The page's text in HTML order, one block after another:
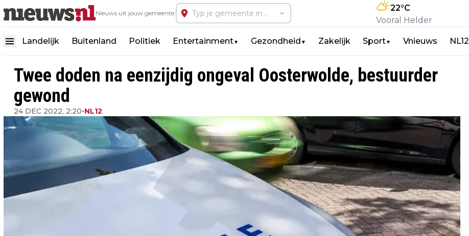
Nieuws uit jouw gemeente:
22°C
Vooral Helder
Landelijk Buitenland Politiek Entertainment▼ Gezondheid ▼ Zakelijk Sport▼ Vnieuws NL12
Twee doden na eenzijdig ongeval Oosterwolde, bestuurder
gewond
24 DEC 2022, 2:20•NL12